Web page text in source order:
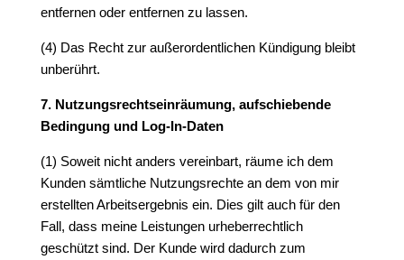
entfernen oder entfernen zu lassen.
(4) Das Recht zur außerordentlichen Kündigung bleibt
unberührt.
7. Nutzungsrechtseinräumung, aufschiebende
Bedingung und Log-In-Daten
(1) Soweit nicht anders vereinbart, räume ich dem
Kunden sämtliche Nutzungsrechte an dem von mir
erstellten Arbeitsergebnis ein. Dies gilt auch für den
Fall, dass meine Leistungen urheberrechtlich
geschützt sind. Der Kunde wird dadurch zum